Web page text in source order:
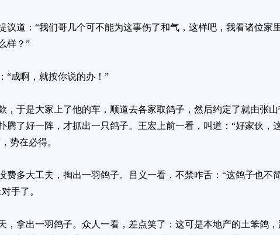
议道：“我们哥几个可不能为这事伤了和气，这样吧，我看诸位家
样？”
“成啊，就按你说的办！”
，于是大家上了他的车，顺道去各家取鸽子，然后约定了就由张
腾了好一阵，才抓出一只鸽子。王宏上前一看，叫道：“好家伙，
势在必得。
费多大工夫，掏出一羽鸽子。吕义一看，不禁咋舌：“这鸽子也不
手了。
，拿出一羽鸽子。众人一看，差点笑了：这可是本地产的土笨鸽，